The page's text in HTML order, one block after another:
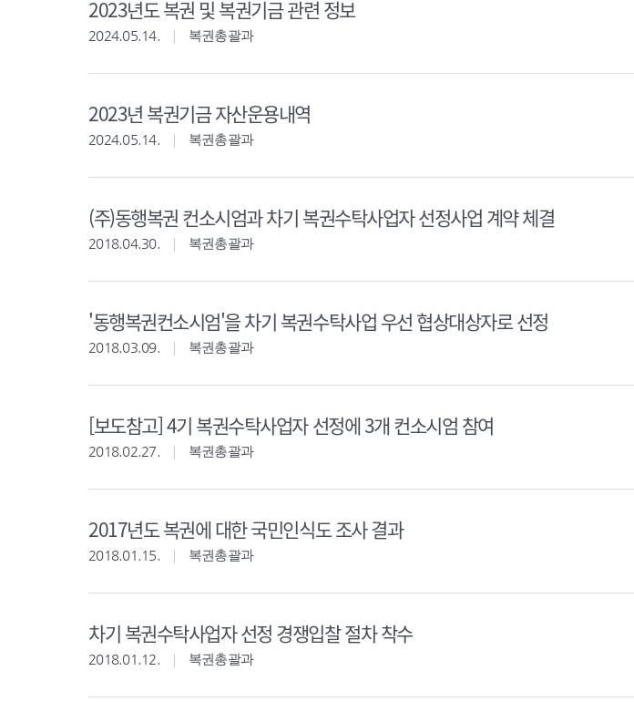
2023년도 복권 및 복권기금 관련 정보
2024.05.14. 복권총괄과
2023년 복권기금 자산운용내역
2024.05.14. 복권총괄과
(주)동행복권 컨소시엄과 차기 복권수탁사업자 선정사업 계약 체결
2018.04.30. 복권총괄과
'동행복권컨소시엄'을 차기 복권수탁사업 우선 협상대상자로 선정
2018.03.09. 복권총괄과
[보도참고] 4기 복권수탁사업자 선정에 3개 컨소시엄 참여
2018.02.27. 복권총괄과
2017년도 복권에 대한 국민인식도 조사 결과
2018.01.15. 복권총괄과
차기 복권수탁사업자 선정 경쟁입찰 절차 착수
2018.01.12. 복권총괄과